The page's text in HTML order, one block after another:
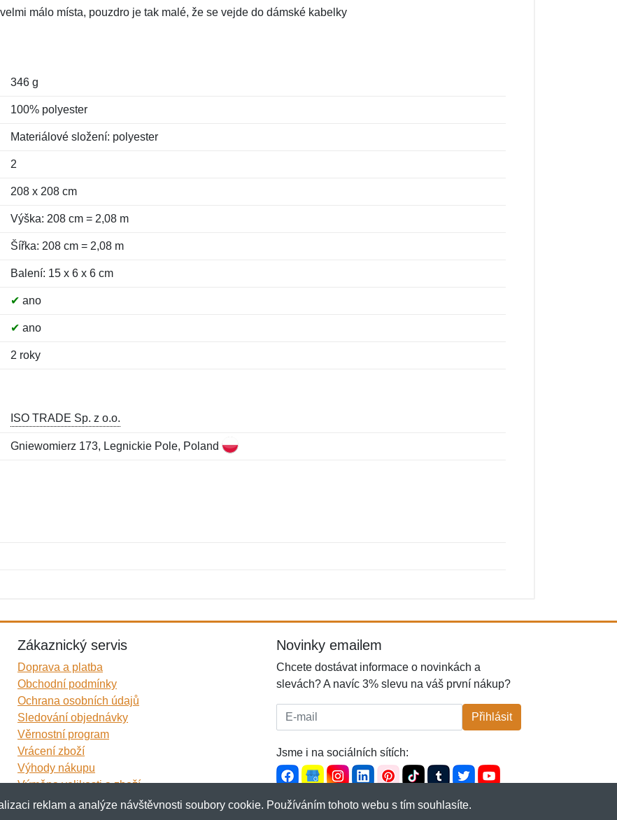
málo místa, pouzdro je tak malé, že se vejde do dámské kabelky
346 g
100% polyester
Materiálové složení: polyester
2
208 x 208 cm
Výška: 208 cm = 2,08 m
Šířka: 208 cm = 2,08 m
Balení: 15 x 6 x 6 cm
✔ ano
✔ ano
2 roky
ISO TRADE Sp. z o.o.
Gniewomierz 173, Legnickie Pole, Poland
Zákaznický servis
Doprava a platba
Obchodní podmínky
Ochrana osobních údajů
Sledování objednávky
Věrnostní program
Vrácení zboží
Výhody nákupu
Výměna velikosti a zboží
Více informací...
Novinky emailem
Chcete dostávat informace o novinkách a
slevách? A navíc 3% slevu na váš první nákup?
E-mail: Přihlásit
Jsme i na sociálních sítích:
reklam a analýze návštěvnosti soubory cookie. Používáním tohoto webu s tím souhlasíte.